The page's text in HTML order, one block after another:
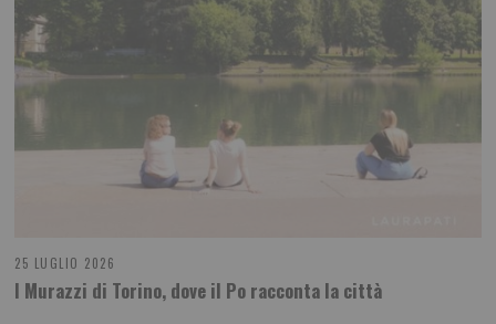
25 LUGLIO 2026
I Murazzi di Torino, dove il Po racconta la città